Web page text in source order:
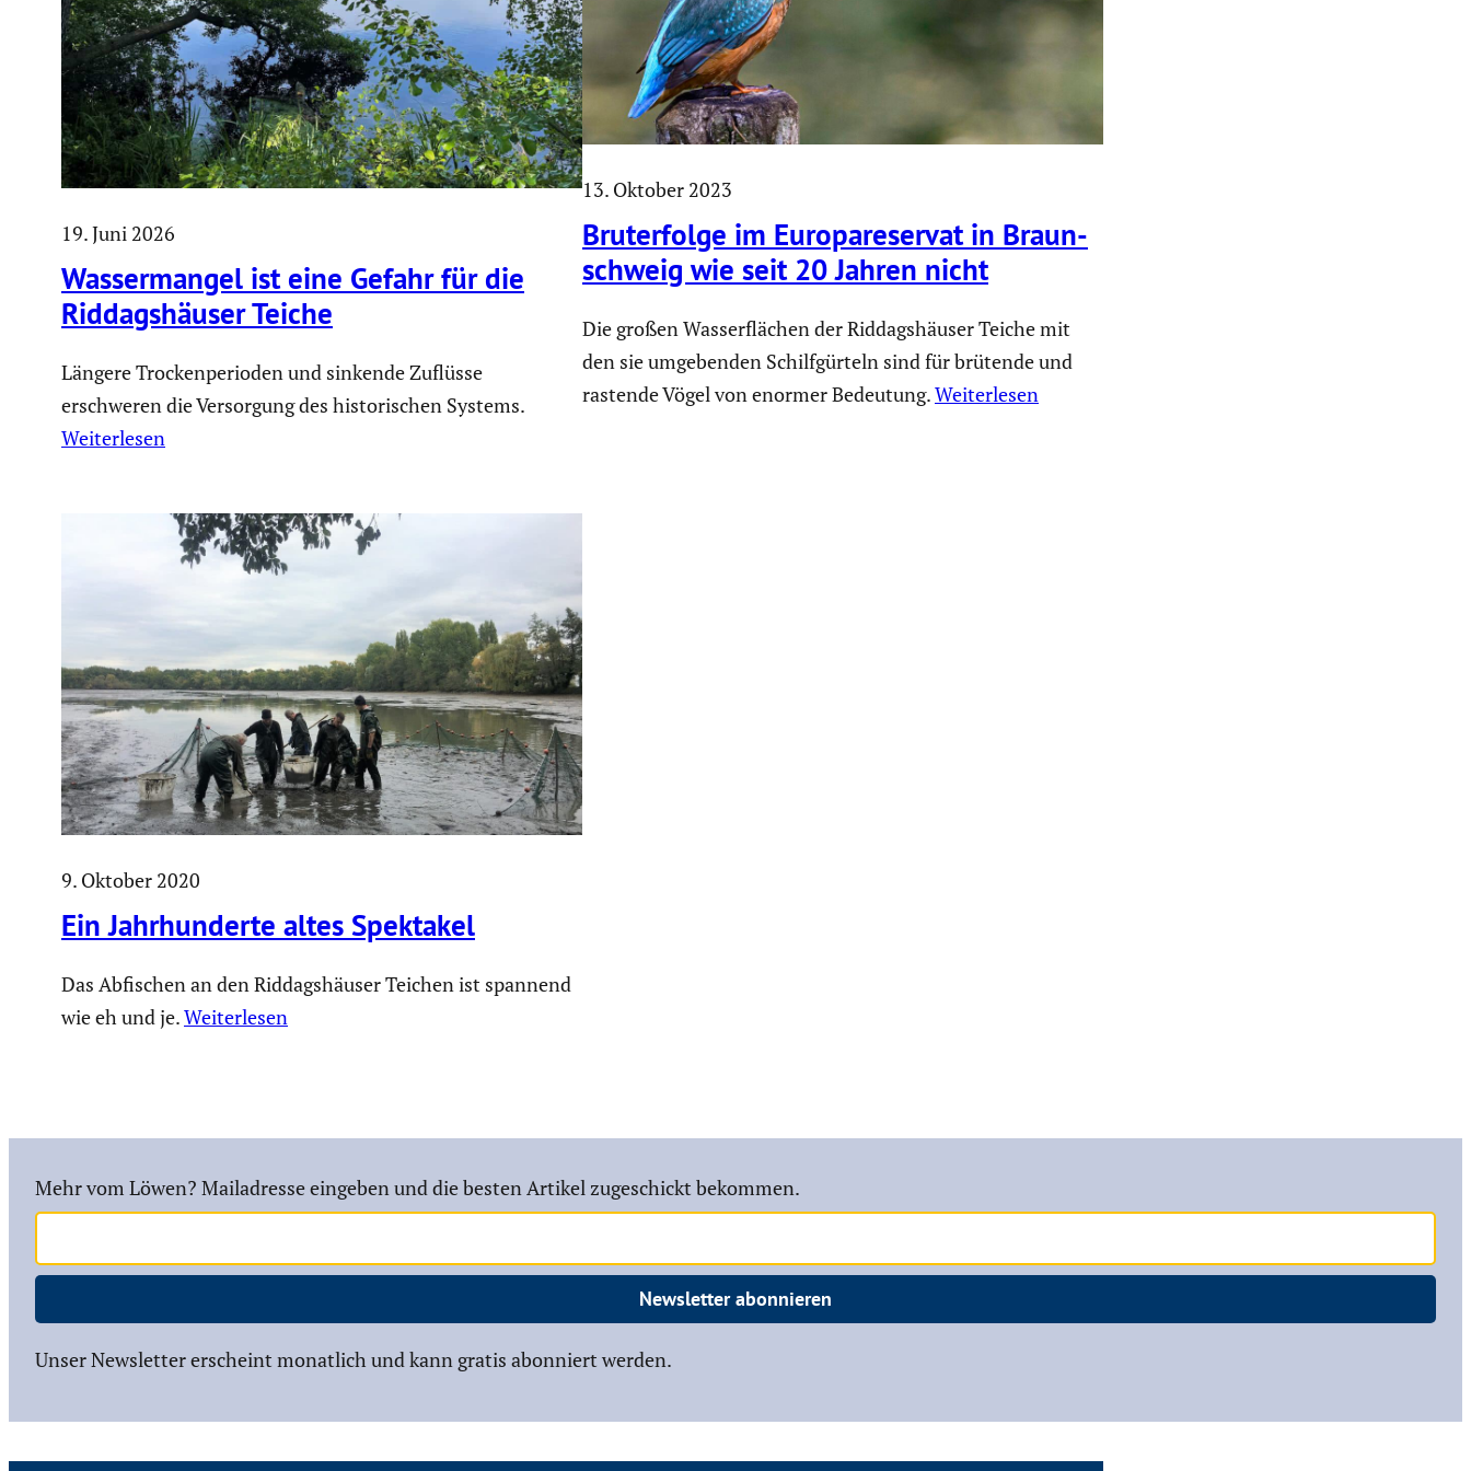
19. Juni 2026
Wasser­mangel ist eine Gefahr für die
Riddags­häuser Teiche
Längere Trockenperioden und sinkende Zuflüsse
erschweren die Versorgung des historischen Systems.
Weiterlesen
13. Oktober 2023
Bruter­folge im Europa­re­servat in Braun­
schweig wie seit 20 Jahren nicht
Die großen Wasserflächen der Riddagshäuser Teiche mit
den sie umgebenden Schilfgürteln sind für brütende und
rastende Vögel von enormer Bedeutung.Weiterlesen
9. Oktober 2020
Ein Jahrhun­derte altes Spektakel
Das Abfischen an den Riddagshäuser Teichen ist spannend
wie eh und je.Weiterlesen
Mehr vom Löwen? Mailadresse eingeben und die besten Artikel zugeschickt bekommen.
Newsletter abonnieren
Unser Newsletter erscheint monatlich und kann gratis abonniert werden.